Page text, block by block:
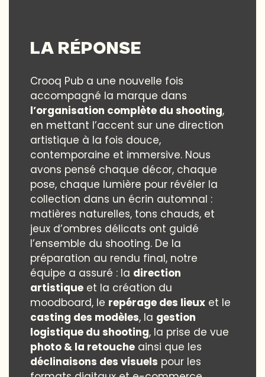
LA RÉPONSE
Crooq Pub a une nouvelle fois
accompagné la marque dans
l’organisation complète du shooting,
en mettant l’accent sur une direction
artistique à la fois douce,
contemporaine et immersive. Nous
avons pensé chaque décor, chaque
pose, chaque lumière pour révéler la
collection dans un écrin automnal :
matières naturelles, tons chauds, et
jeux d’ombres délicats ont guidé
l’ensemble du shooting. De la
préparation au rendu final, notre
équipe a assuré : la direction
artistiqueet la création du
moodboard, le repérage des lieuxet le
casting des modèles, la gestion
logistique du shooting, la prise de vue
photo & la retoucheainsi que les
déclinaisons des visuels pour les